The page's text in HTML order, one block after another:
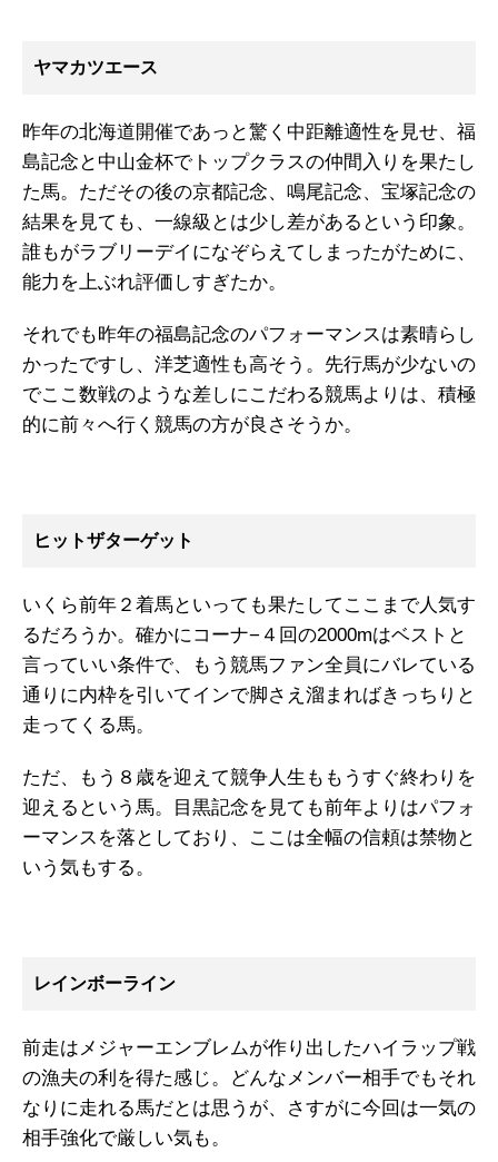
ヤマカツエース
昨年の北海道開催であっと驚く中距離適性を見せ、福
島記念と中山金杯でトップクラスの仲間入りを果たし
た馬。ただその後の京都記念、鳴尾記念、宝塚記念の
結果を見ても、一線級とは少し差があるという印象。
誰もがラブリーデイになぞらえてしまったがために、
能力を上ぶれ評価しすぎたか。
それでも昨年の福島記念のパフォーマンスは素晴らし
かったですし、洋芝適性も高そう。先行馬が少ないの
でここ数戦のような差しにこだわる競馬よりは、積極
的に前々へ行く競馬の方が良さそうか。
ヒットザターゲット
いくら前年２着馬といっても果たしてここまで人気す
るだろうか。確かにコーナ−４回の2000mはベストと
言っていい条件で、もう競馬ファン全員にバレている
通りに内枠を引いてインで脚さえ溜まればきっちりと
走ってくる馬。
ただ、もう８歳を迎えて競争人生ももうすぐ終わりを
迎えるという馬。目黒記念を見ても前年よりはパフォ
ーマンスを落としており、ここは全幅の信頼は禁物と
いう気もする。
レインボーライン
前走はメジャーエンブレムが作り出したハイラップ戦
の漁夫の利を得た感じ。どんなメンバー相手でもそれ
なりに走れる馬だとは思うが、さすがに今回は一気の
相手強化で厳しい気も。